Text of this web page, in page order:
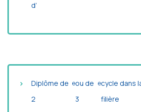
d’
Diplôme de
2
eou de
3
ecycle dans
filière